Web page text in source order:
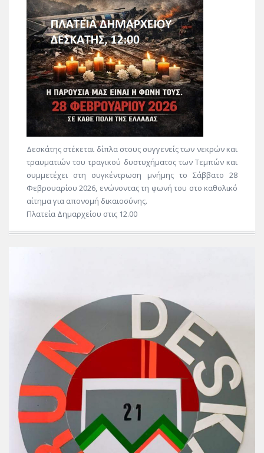
Δεσκάτης στέκεται δίπλα στους συγγενείς των νεκρών και
τραυματιών του τραγικού δυστυχήματος των Τεμπών και
συμμετέχει στη συγκέντρωση μνήμης το Σάββατο 28
Φεβρουαρίου 2026, ενώνοντας τη φωνή του στο καθολικό
αίτημα για απονομή δικαιοσύνης.
Πλατεία Δημαρχείου στις 12.00